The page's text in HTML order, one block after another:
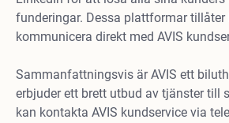
funderingar. Dessa plattformar tillåter
kommunicera direkt med AVIS
Sammanfattningsvis är AVIS ett
erbjuder ett brett utbud av tjänster till
kan kontakta AVIS kundservice via